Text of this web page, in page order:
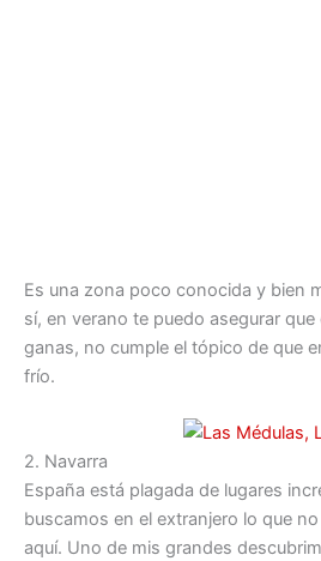
Es una zona poco conocida y bien
sí, en verano te puedo asegurar
ganas, no cumple el tópico de que
frío.
2. Navarra
España está plagada de lugares
buscamos en el extranjero lo que
aquí. Uno de mis grandes